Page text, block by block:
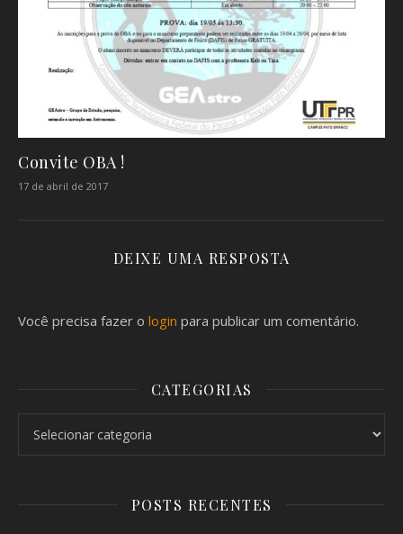
Convite OBA !
17 de abril de 2017
DEIXE UMA RESPOSTA
Você precisa fazer o login para publicar um comentário.
CATEGORIAS
POSTS RECENTES